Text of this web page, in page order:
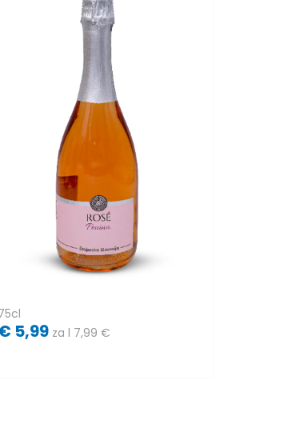
5,99 za l 7,99 €